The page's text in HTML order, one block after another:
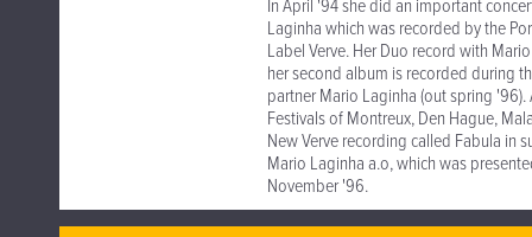
In April '94 she did an important
Laginha which was recorded by the
Label Verve. Her Duo record with
her second album is recorded during
partner Mario Laginha (out spring
Festivals of Montreux, Den Hague,
New Verve recording called Fabula in
Mario Laginha a.o, which was
November '96.